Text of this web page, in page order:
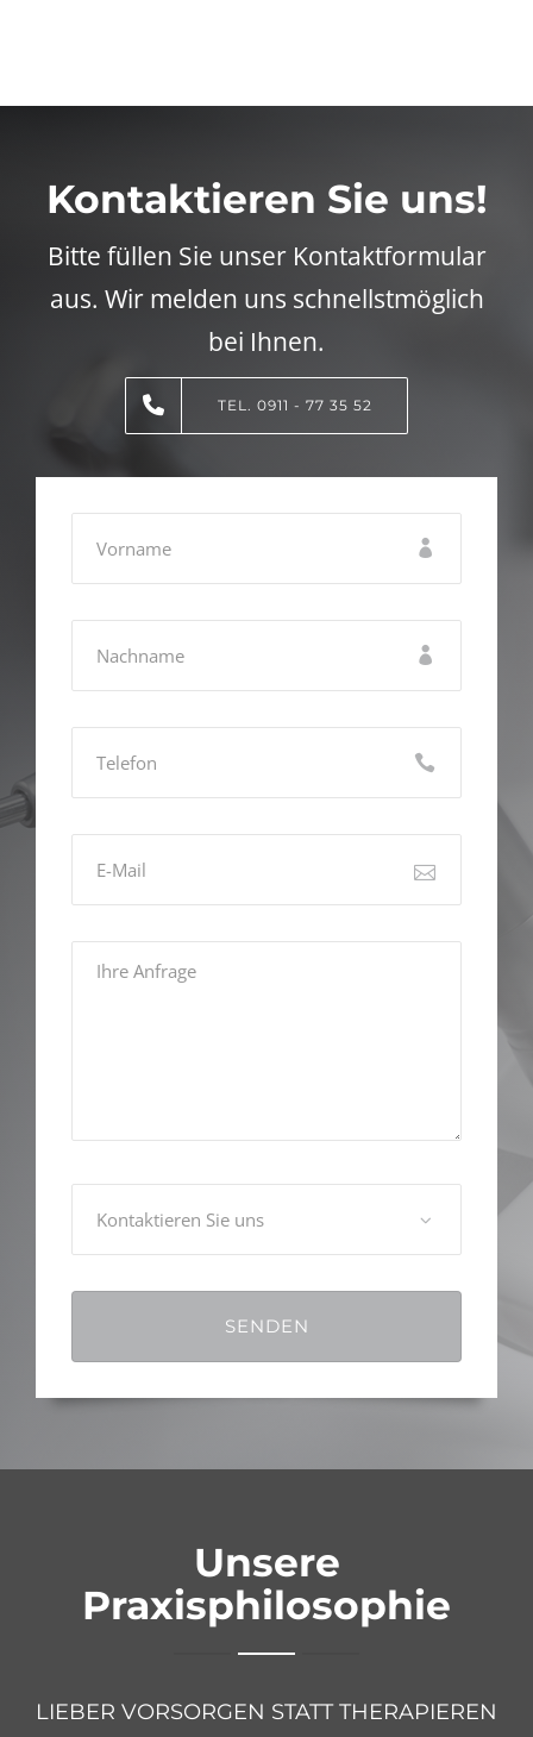
Kontaktieren Sie uns!
Bitte füllen Sie unser Kontaktformular
aus. Wir melden uns schnellstmöglich
bei Ihnen.
TEL. 0911 - 77 35 52
Unsere
Praxisphilosophie
LIEBER VORSORGEN STATT THERAPIEREN